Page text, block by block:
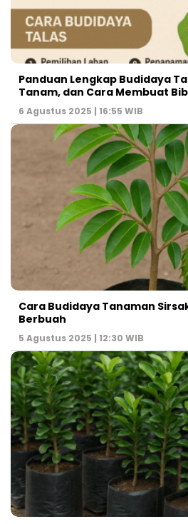
Panduan Lengkap Budidaya
Tanam, dan Cara Membuat
6 Agustus 2025 | 16:55 WIB
Cara Budidaya Tanaman
Berbuah
5 Agustus 2025 | 12:30 WIB